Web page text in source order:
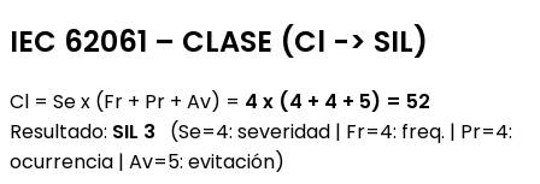
IEC 62061 – CLASE (Cl -> SIL)
Cl = Se x (Fr + Pr + Av) = 4 x (4 + 4 + 5) = 52
Resultado: SIL 3 (Se=4: severidad | Fr=4: freq. | Pr=4:
ocurrencia | Av=5: evitación)